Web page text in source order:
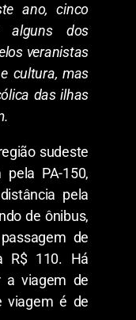
ano, cinco
alguns dos
veranistas
cultura, mas
das ilhas
sudeste
PA-150,
pela
de ônibus,
de
R$ 110. Há
a viagem de
viagem é de